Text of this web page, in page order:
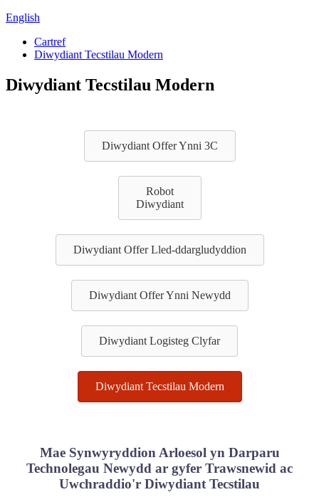
English
Cartref
Diwydiant Tecstilau Modern
Diwydiant Tecstilau Modern
Diwydiant Offer Ynni 3C
Robot
Diwydiant
Diwydiant Offer Lled-ddargludyddion
Diwydiant Offer Ynni Newydd
Diwydiant Logisteg Clyfar
Diwydiant Tecstilau Modern
Mae Synwyryddion Arloesol yn Darparu
Technolegau Newydd ar gyfer Trawsnewid ac
Uwchraddio'r Diwydiant Tecstilau